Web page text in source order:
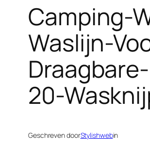
Camping-
Waslijn-
20-
Geschreven doorStylishwebin